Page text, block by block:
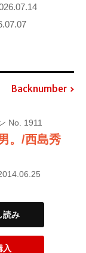
Backnumber
No. 1911
。/西島秀
読み
入